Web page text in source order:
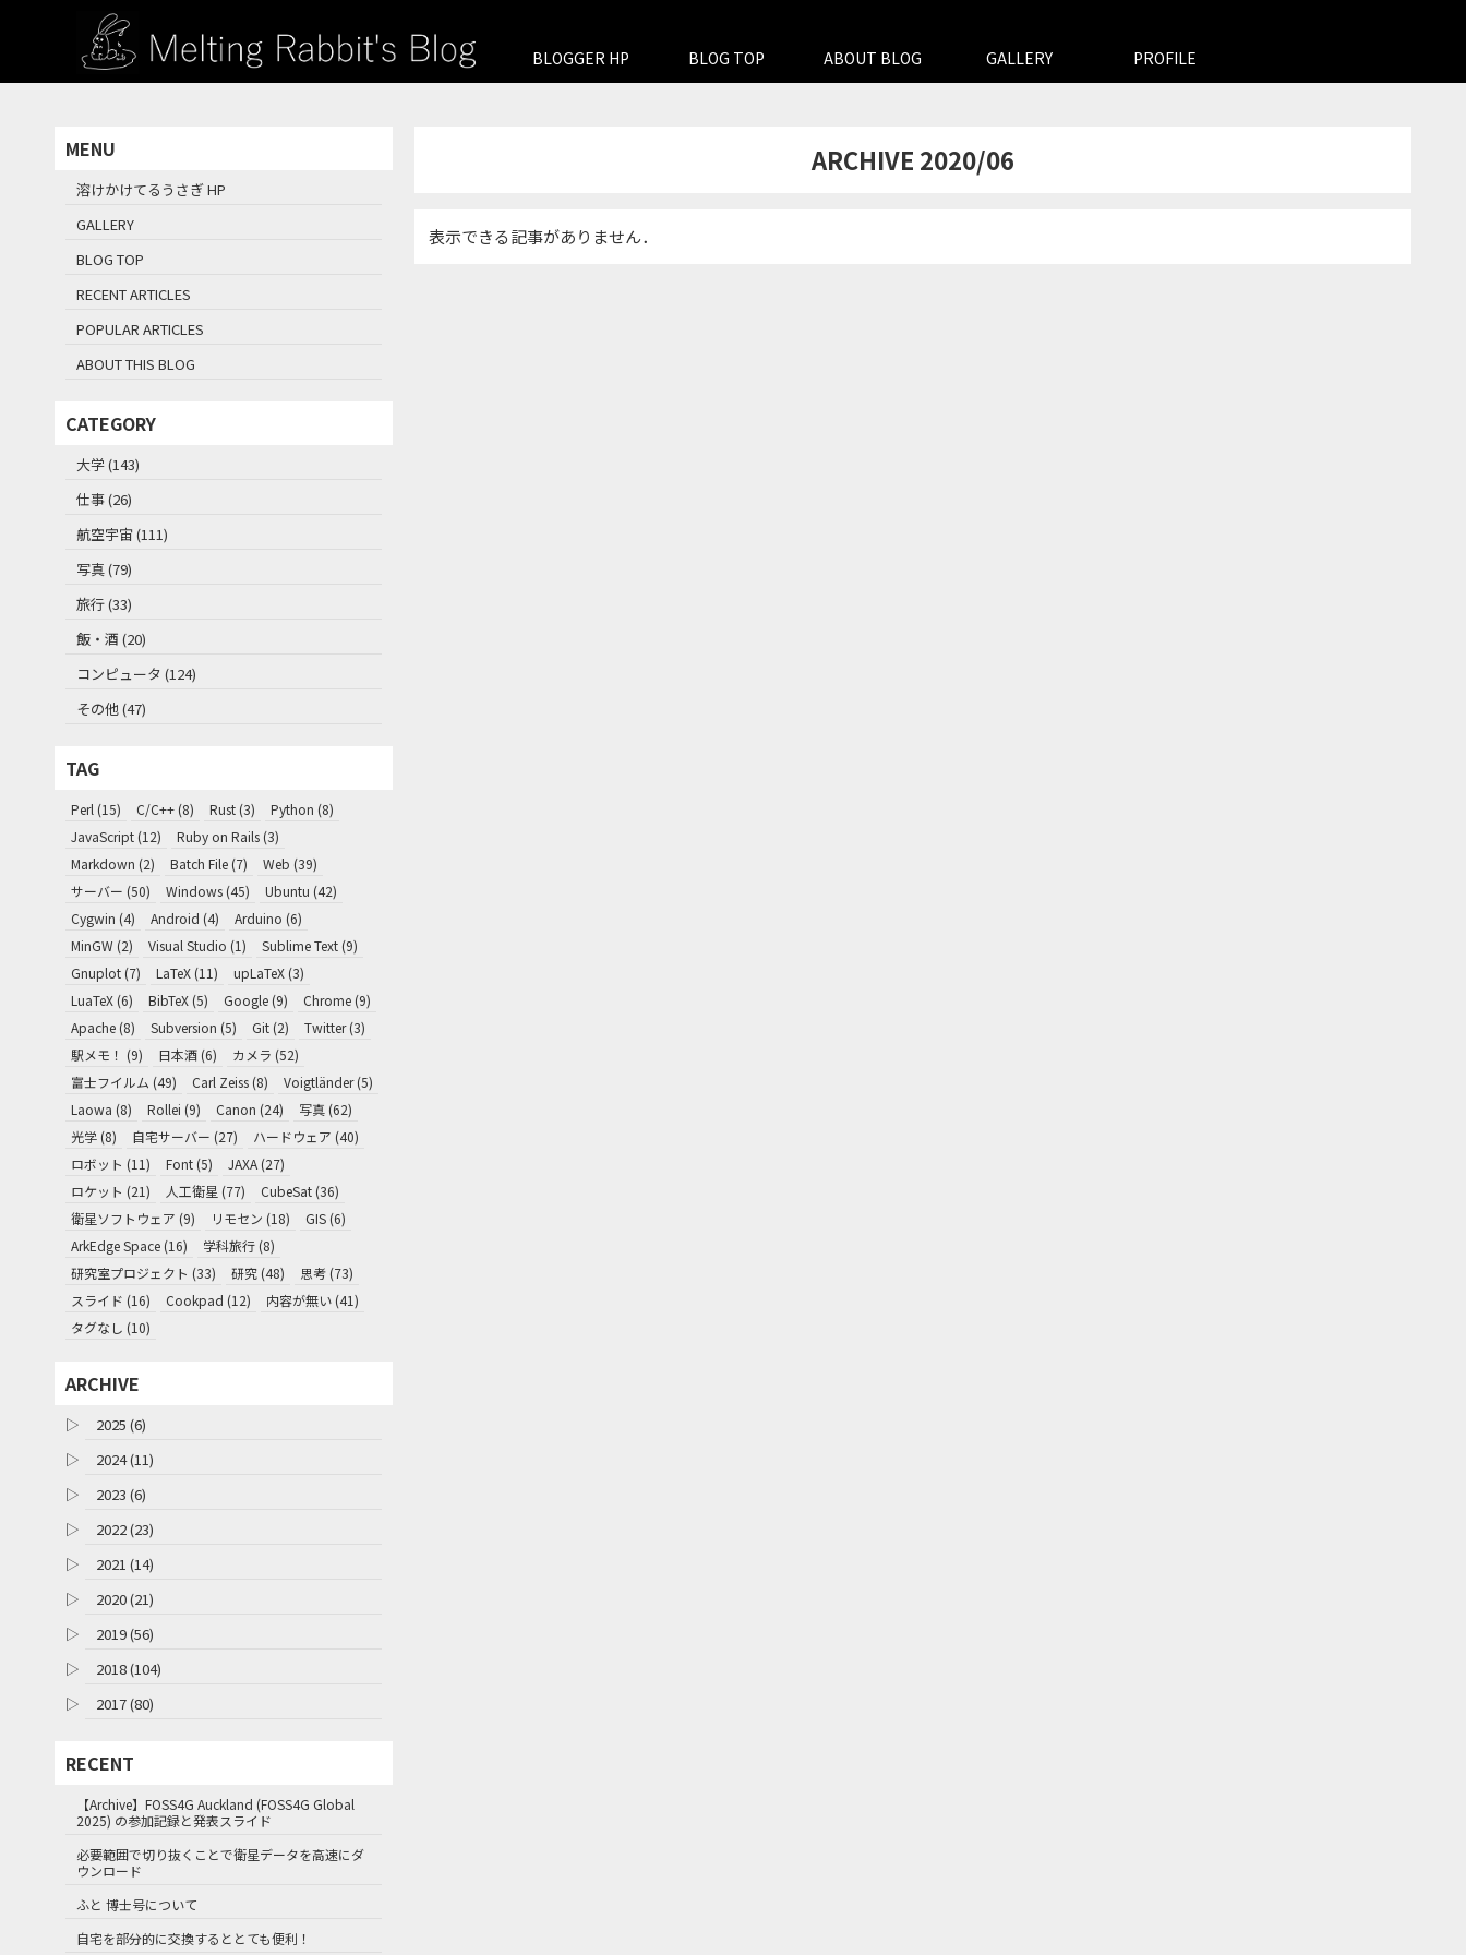
BLOGGER HP BLOG TOP ABOUT BLOG GALLERY PROFILE
MENU
溶けかけてるうさぎ HP
GALLERY
BLOG TOP
RECENT ARTICLES
POPULAR ARTICLES
ABOUT THIS BLOG
CATEGORY
大学 (143)
仕事 (26)
航空宇宙 (111)
写真 (79)
旅行 (33)
飯・酒 (20)
コンピュータ (124)
その他 (47)
TAG
Perl (15) C/C++ (8) Rust (3)
Python (8)
JavaScript (12)
Ruby on Rails (3)
Markdown (2)
Batch File (7)
Web (39)
サーバー (50)
Windows (45)
Ubuntu (42)
Cygwin (4)
Android (4)
Arduino (6)
MinGW (2)
Visual Studio (1)
Sublime Text (9)
Gnuplot (7)
LaTeX (11)
upLaTeX (3)
LuaTeX (6)
BibTeX (5) Google (9)
Chrome (9)
Apache (8)
Subversion (5) Git (2)
Twitter (3)
駅メモ！ (9)
日本酒 (6)
カメラ (52)
富士フイルム (49)
Carl Zeiss (8)
Voigtländer (5)
Laowa (8)
Rollei (9) Canon (24)
写真 (62)
光学 (8)
自宅サーバー (27)
ハードウェア (40)
ロボット (11)
Font (5)
JAXA (27)
ロケット (21)
人工衛星 (77)
CubeSat (36)
衛星ソフトウェア (9)
リモセン (18)
GIS (6)
ArkEdge Space (16)
学科旅行 (8)
研究室プロジェクト (33)
研究 (48)
思考 (73)
スライド (16)
Cookpad (12)
内容が無い (41)
タグなし (10)
ARCHIVE
▷
2025 (6)
▷
2024 (11)
▷
2023 (6)
▷
2022 (23)
▷
2021 (14)
▷
2020 (21)
▷
2019 (56)
▷
2018 (104)
▷
2017 (80)
RECENT
【Archive】FOSS4G Auckland (FOSS4G Global
2025) の参加記録と発表スライド
必要範囲で切り抜くことで衛星データを高速にダ
ウンロード
ふと 博士号について
自宅を部分的に交換するととても便利！
ARCHIVE 2020/06
表示できる記事がありません．